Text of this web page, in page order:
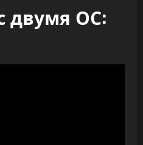
двумя ОС: